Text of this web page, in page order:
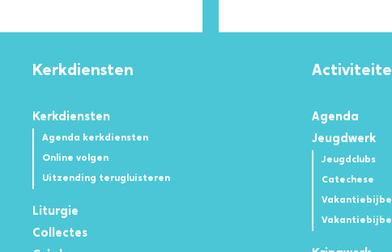
Kerkdiensten
Kerkdiensten
Agenda kerkdiensten
Online volgen
Uitzending terugluisteren
Liturgie
Collectes
Agenda
Jeugdwerk
Jeugdclubs
Catechese